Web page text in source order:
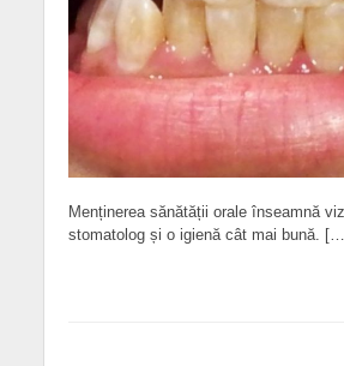
Menținerea sănătății orale înseamnă
stomatolog și o igienă cât mai bună.